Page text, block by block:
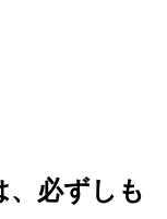
、必ずしも